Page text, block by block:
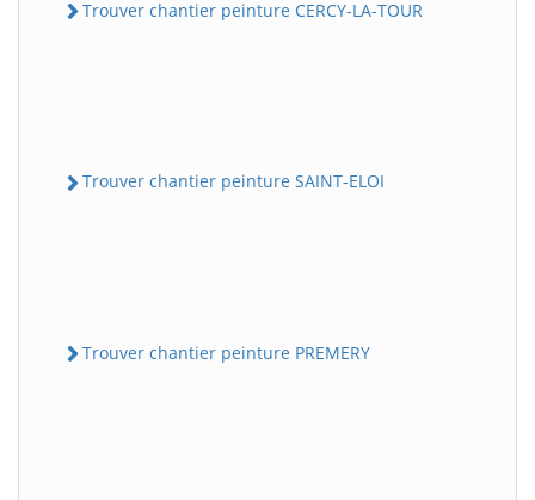
Trouver chantier peinture CERCY-LA-TOUR
Trouver chantier peinture SAINT-ELOI
Trouver chantier peinture PREMERY